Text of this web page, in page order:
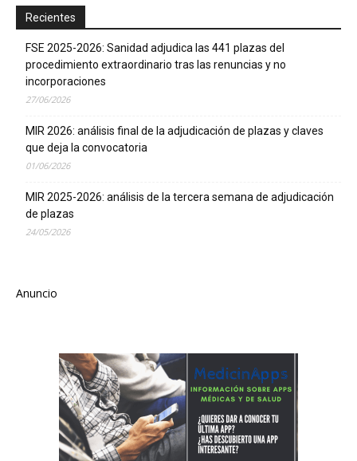
Recientes
FSE 2025-2026: Sanidad adjudica las 441 plazas del
procedimiento extraordinario tras las renuncias y no
incorporaciones
27/06/2026
MIR 2026: análisis final de la adjudicación de plazas y claves
que deja la convocatoria
01/06/2026
MIR 2025-2026: análisis de la tercera semana de adjudicación
de plazas
24/05/2026
Anuncio